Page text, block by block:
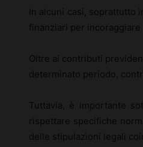
In alcuni casi,
finanziari per
Oltre ai contributi
determinato periodo,
Tuttavia, è importante
rispettare specifiche
delle stipulazioni legali